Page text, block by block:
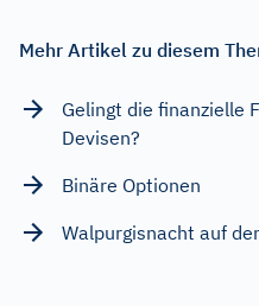
Mehr Artikel zu diesem
Gelingt die finanzielle
Devisen?
Binäre Optionen
Walpurgisnacht auf